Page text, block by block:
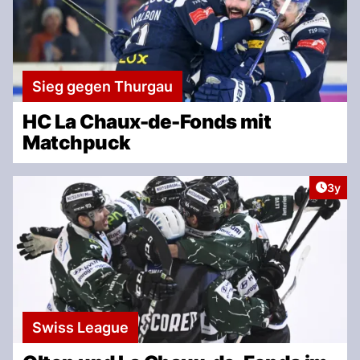
Sieg gegen Thurgau
HC La Chaux-de-Fonds mit
Matchpuck
3y
Swiss League